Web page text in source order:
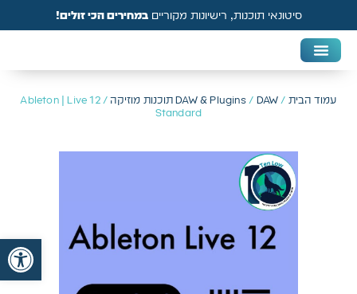
סיטונאי תוכנות, רישיונות מקורייםבמחירים הכי זולים!
עמוד הבית /
DAW & Plugins/ DAW תוכנות מוזיקה
/ Ableton | Live 12
Standard